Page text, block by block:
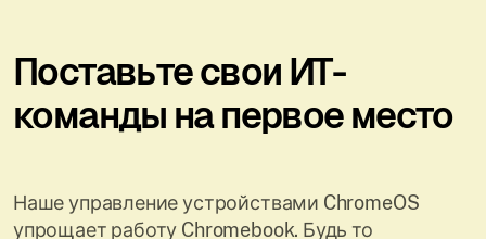
Поставьте свои ИТ-
команды на первое место
Наше управление устройствами ChromeOS
упрощает работу Chromebook. Будь то